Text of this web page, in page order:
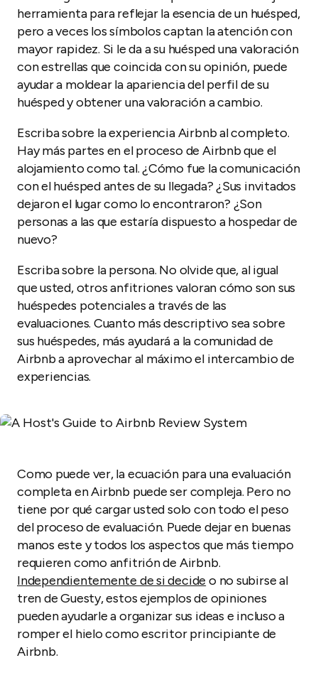
herramienta para reflejar la esencia de un huésped,
pero a veces los símbolos captan la atención con
mayor rapidez. Si le da a su huésped una valoración
con estrellas que coincida con su opinión, puede
ayudar a moldear la apariencia del perfil de su
huésped y obtener una valoración a cambio.
Escriba sobre la experiencia Airbnb al completo.
Hay más partes en el proceso de Airbnb que el
alojamiento como tal. ¿Cómo fue la comunicación
con el huésped antes de su llegada? ¿Sus invitados
dejaron el lugar como lo encontraron? ¿Son
personas a las que estaría dispuesto a hospedar de
nuevo?
Escriba sobre la persona. No olvide que, al igual
que usted, otros anfitriones valoran cómo son sus
huéspedes potenciales a través de las
evaluaciones. Cuanto más descriptivo sea sobre
sus huéspedes, más ayudará a la comunidad de
Airbnb a aprovechar al máximo el intercambio de
experiencias.
Como puede ver, la ecuación para una evaluación
completa en Airbnb puede ser compleja. Pero no
tiene por qué cargar usted solo con todo el peso
del proceso de evaluación. Puede dejar en buenas
manos este y todos los aspectos que más tiempo
requieren como anfitrión de Airbnb.
Independientemente de si decide o no subirse al
tren de Guesty, estos ejemplos de opiniones
pueden ayudarle a organizar sus ideas e incluso a
romper el hielo como escritor principiante de
Airbnb.